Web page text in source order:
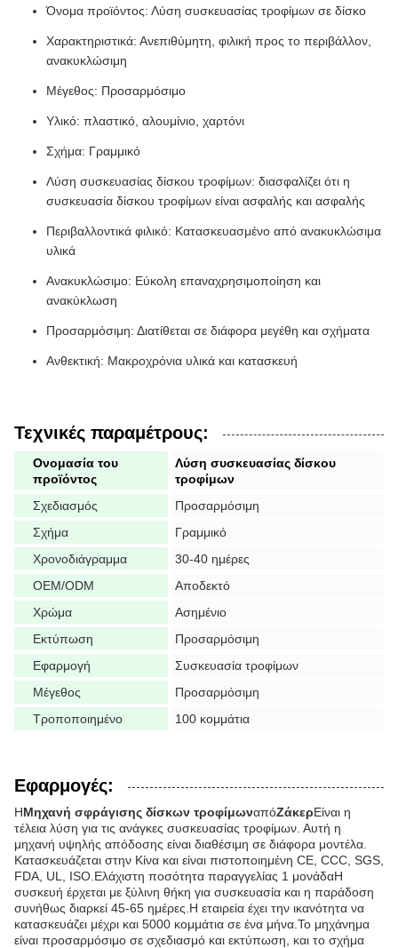
Όνομα προϊόντος: Λύση συσκευασίας τροφίμων σε δίσκο
Χαρακτηριστικά: Ανεπιθύμητη, φιλική προς το περιβάλλον,
ανακυκλώσιμη
Μέγεθος: Προσαρμόσιμο
Υλικό: πλαστικό, αλουμίνιο, χαρτόνι
Σχήμα: Γραμμικό
Λύση συσκευασίας δίσκου τροφίμων: διασφαλίζει ότι η
συσκευασία δίσκου τροφίμων είναι ασφαλής και ασφαλής
Περιβαλλοντικά φιλικό: Κατασκευασμένο από ανακυκλώσιμα
υλικά
Ανακυκλώσιμο: Εύκολη επαναχρησιμοποίηση και
ανακύκλωση
Προσαρμόσιμη: Διατίθεται σε διάφορα μεγέθη και σχήματα
Ανθεκτική: Μακροχρόνια υλικά και κατασκευή
Τεχνικές παραμέτρους:
Ονομασία του
προϊόντος
Λύση συσκευασίας δίσκου
τροφίμων
Σχεδιασμός
Προσαρμόσιμη
Σχήμα
Γραμμικό
Χρονοδιάγραμμα
30-40 ημέρες
OEM/ODM
Αποδεκτό
Χρώμα
Ασημένιο
Εκτύπωση
Προσαρμόσιμη
Εφαρμογή
Συσκευασία τροφίμων
Μέγεθος
Προσαρμόσιμη
Τροποποιημένο
100 κομμάτια
Εφαρμογές:
ΗΜηχανή σφράγισης δίσκων τροφίμωναπόΖάκερΕίναι η
τέλεια λύση για τις ανάγκες συσκευασίας τροφίμων. Αυτή η
μηχανή υψηλής απόδοσης είναι διαθέσιμη σε διάφορα μοντέλα.
Κατασκευάζεται στην Κίνα και είναι πιστοποιημένη CE, CCC, SGS,
FDA, UL, ISO.Ελάχιστη ποσότητα παραγγελίας 1 μονάδαΗ
συσκευή έρχεται με ξύλινη θήκη για συσκευασία και η παράδοση
συνήθως διαρκεί 45-65 ημέρες.Η εταιρεία έχει την ικανότητα να
κατασκευάζει μέχρι και 5000 κομμάτια σε ένα μήνα.Το μηχάνημα
είναι προσαρμόσιμο σε σχεδιασμό και εκτύπωση, και το σχήμα